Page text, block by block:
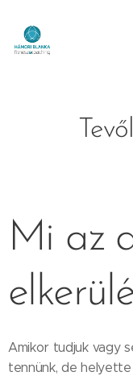
Mi az
Amikor tudjuk vagy
tennünk, de